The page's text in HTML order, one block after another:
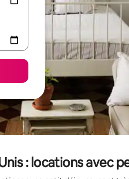
: locations avec